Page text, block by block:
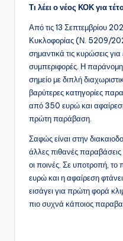
Τι λέει ο νέος ΚΟΚ για
Από τις 13 Σεπτεμβρίου
Κυκλοφορίας (Ν. 5209/
σημαντικά τις κυρώσεις για
συμπεριφορές. Η
σημείο με διπλή
βαρύτερες κατηγορίες
από 350 ευρώ και
πρώτη παράβαση.
Σαφώς είναι στην
άλλες πιθανές
οι ποινές. Σε υποτροπή, το
ευρώ και η αφαίρεση
εισάγει για πρώτη φορά
πιο συχνά κάποιος